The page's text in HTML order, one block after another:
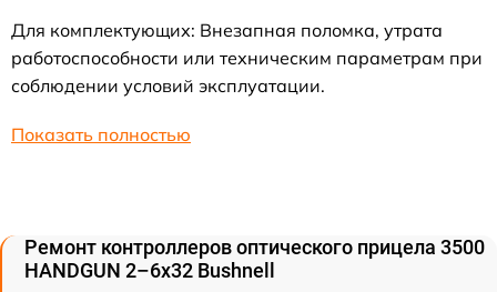
Для комплектующих: Внезапная поломка, утрата
работоспособности или техническим параметрам при
соблюдении условий эксплуатации.
Показать полностью
Ремонт контроллеров оптического прицела 3500
HANDGUN 2–6x32 Bushnell